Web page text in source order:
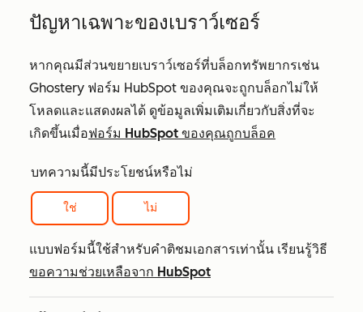
ปัญหาเฉพาะของเบราว์เซอร์
หากคุณมีส่วนขยายเบราว์เซอร์ที่บล็อกทรัพยากรเช่น
Ghostery ฟอร์ม HubSpot ของคุณจะถูกบล็อกไม่ให้
โหลดและแสดงผลได้ ดูข้อมูลเพิ่มเติมเกี่ยวกับสิ่งที่จะ
เกิดขึ้นเมื่อฟอร์ม HubSpot ของคุณถูกบล็อค
บทความนี้มีประโยชน์หรือไม่
ใช่ ไม่
แบบฟอร์มนี้ใช้สำหรับคำติชมเอกสารเท่านั้น เรียนรู้วิธี
ขอความช่วยเหลือจาก HubSpot